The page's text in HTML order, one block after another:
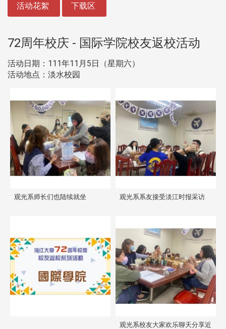
活动花絮 下载区
72周年校庆 - 国际学院校友返校活动
活动日期：111年11月5日（星期六）
活动地点：淡水校园
观光系师长们也陆续就坐 观光系系友接受淡江时报采访
观光系校友大家欢乐聊天分享近